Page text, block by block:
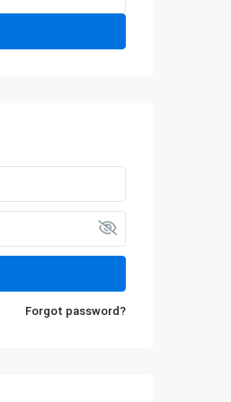
Forgot password?